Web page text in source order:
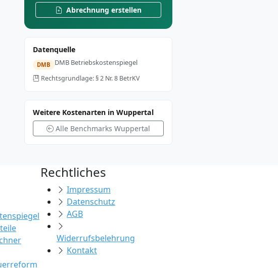
Abrechnung erstellen
Datenquelle
DMB DMB Betriebskostenspiegel
Rechtsgrundlage: § 2 Nr. 8 BetrKV
Weitere Kostenarten in Wuppertal
Alle Benchmarks Wuppertal
Rechtliches
Impressum
Datenschutz
AGB
Widerrufsbelehrung
Kontakt